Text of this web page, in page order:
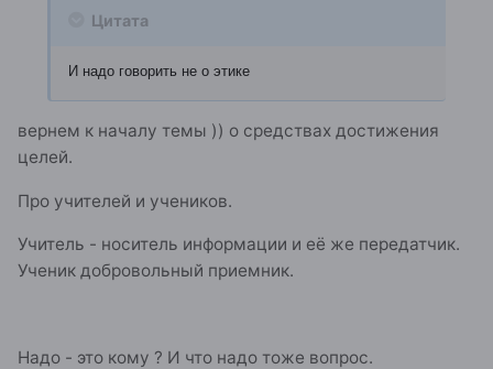
Цитата
И надо говорить не о этике
вернем к началу темы )) о средствах достижения
целей.
Про учителей и учеников.
Учитель - носитель информации и её же передатчик.
Ученик добровольный приемник.
Надо - это кому ? И что надо тоже вопрос.